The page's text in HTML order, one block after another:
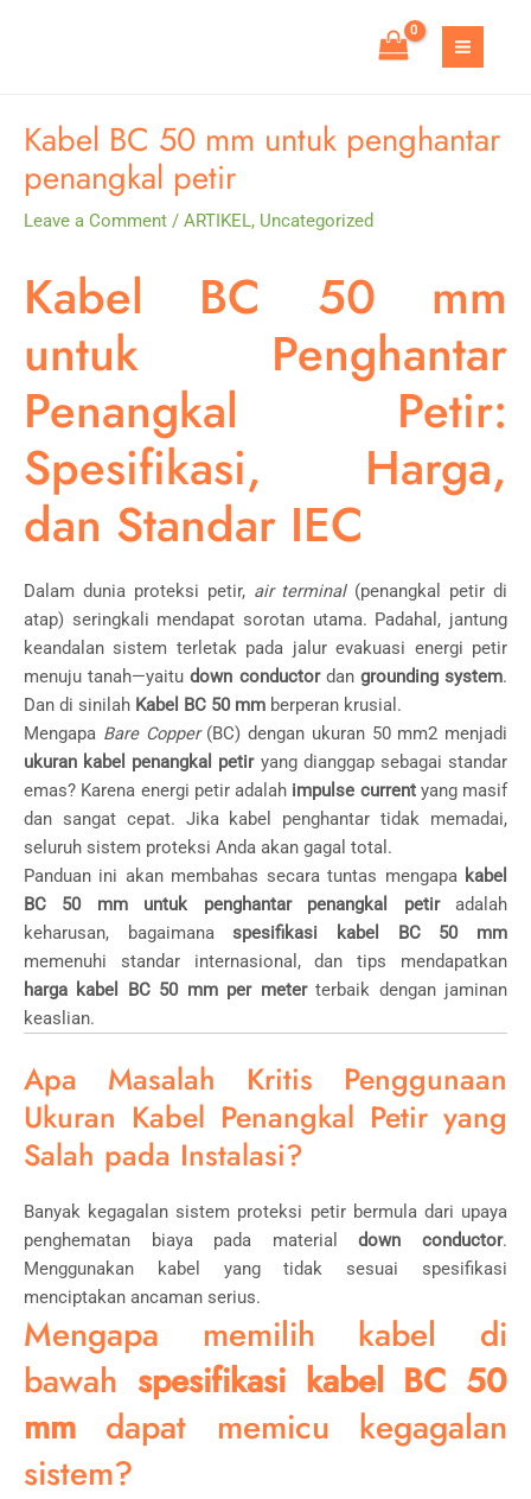
MAIN
Kabel BC 50 mm untuk penghantar
penangkal petir
Leave a Comment / ARTIKEL, Uncategorized
Kabel BC 50 mm
untuk Penghantar
Penangkal Petir:
Spesifikasi, Harga,
dan Standar IEC
Dalam dunia proteksi petir, air terminal(penangkal petir di
atap) seringkali mendapat sorotan utama. Padahal, jantung
keandalan sistem terletak pada jalur evakuasi energi petir
menuju tanah—yaitudown conductordan grounding system.
Dan di sinilah Kabel BC 50 mm berperan krusial.
Mengapa Bare Copper(BC) dengan ukuran 50mm2 menjadi
ukuran kabel penangkal petiryang dianggap sebagai standar
emas? Karena energi petir adalah impulse currentyang masif
dan sangat cepat. Jika kabel penghantar tidak memadai,
seluruh sistem proteksi Anda akan gagal total.
Panduan ini akan membahas secara tuntas mengapa kabel
BC 50 mm untuk penghantar penangkal petiradalah
keharusan, bagaimanaspesifikasi kabel BC 50 mm
memenuhi standar internasional, dan tips mendapatkan
harga kabel BC 50 mm per meterterbaik dengan jaminan
keaslian.
Apa Masalah Kritis Penggunaan
Ukuran Kabel Penangkal Petir yang
Salah pada Instalasi?
Banyak kegagalan sistem proteksi petir bermula dari upaya
penghematan biaya pada materialdown conductor.
Menggunakan kabel yang tidak sesuai spesifikasi
menciptakan ancaman serius.
Mengapa memilih kabel di
bawah spesifikasi kabel BC 50
mm dapat memicu kegagalan
sistem?